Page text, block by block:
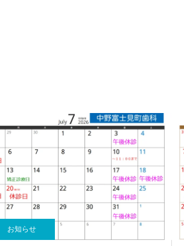
お知らせ